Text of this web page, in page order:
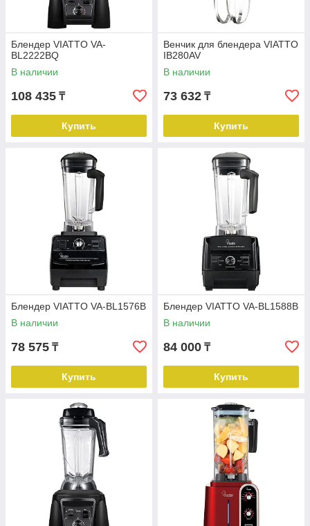
Блендер VIATTO VA-
BL2222BQ
В наличии
108 435 ₸
Купить
Венчик для блендера VIATTO
IB280AV
В наличии
73 632 ₸
Купить
Блендер VIATTO VA-BL1576B
В наличии
78 575 ₸
Купить
Блендер VIATTO VA-BL1588B
В наличии
84 000 ₸
Купить